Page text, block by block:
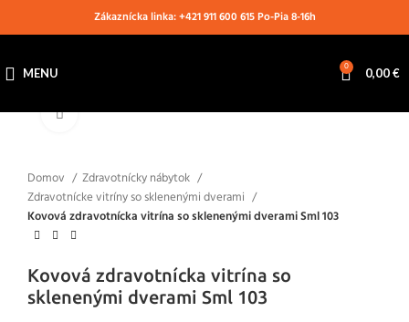
Zákaznícka linka: +421 911 600 615 Po-Pia 8-16h
MENU 0 0,00€
Klikni pre zväčšenie
Domov
Zdravotnícky nábytok
Zdravotnícke vitríny so sklenenými dverami
Kovová zdravotnícka vitrína so sklenenými dverami Sml 103
Kovová zdravotnícka vitrína so
sklenenými dverami Sml 103